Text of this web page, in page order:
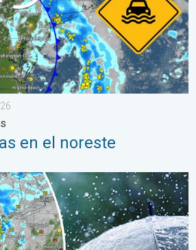
en el noreste
un fin de semana lluvioso. El Este